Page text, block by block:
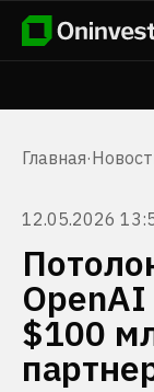
Главная·
12.05.2026
$100